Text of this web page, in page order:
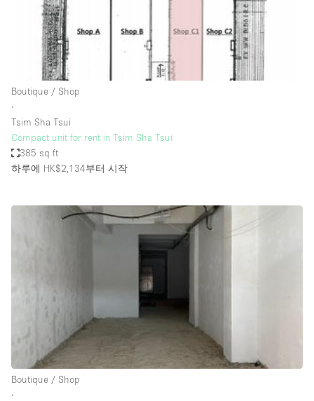
Haussmann Style
Heating
Industrial
Internet
Large Door Entrance
Lighting
Living Space
Multiple Rooms
Raw
Rooftop / Terrace
Security System
Smoking Area
Boutique / Shop
∙
Tsim Sha Tsui
Compact unit for rent in Tsim Sha Tsui
385 sq ft
하루에 HK$2,134부터 시작
Boutique / Shop
∙